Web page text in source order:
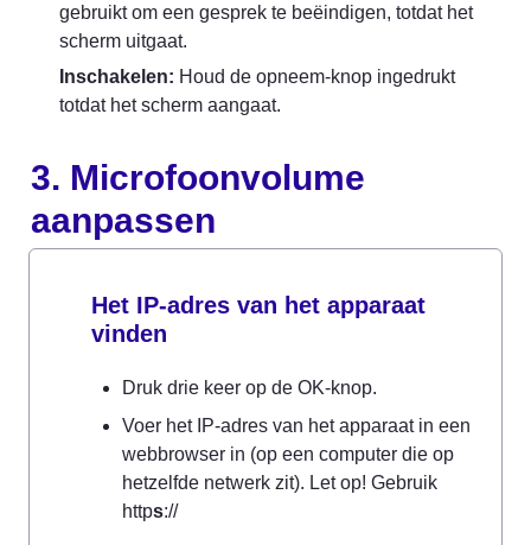
gebruikt om een gesprek te beëindigen, totdat het
scherm uitgaat.
Inschakelen: Houd de opneem-knop ingedrukt
totdat het scherm aangaat.
3. Microfoonvolume
aanpassen
Het IP-adres van het apparaat
vinden
Druk drie keer op de OK-knop.
Voer het IP-adres van het apparaat in een
webbrowser in (op een computer die op
hetzelfde netwerk zit). Let op! Gebruik
https://